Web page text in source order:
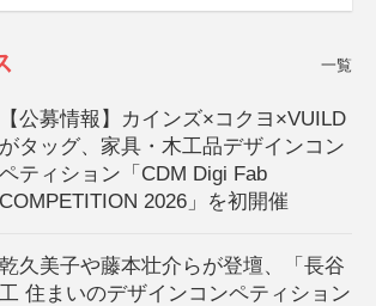
一覧
【公募情報】カインズ×コクヨ×VUILD
がタッグ、家具・木工品デザインコン
ペティション「CDM Digi Fab
COMPETITION 2026」を初開催
乾久美子や藤本壮介らが登壇、「長谷
工 住まいのデザインコンペティション